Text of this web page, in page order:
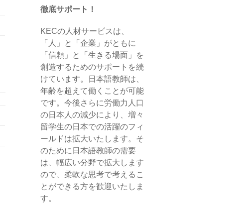
徹底サポート！
KECの人材サービスは、
「人」と「企業」がともに
「信頼」と「生きる場面」を
創造するためのサポートを続
けています。日本語教師は、
年齢を超えて働くことが可能
です。今後さらに労働力人口
の日本人の減少により、増々
留学生の日本での活躍のフィ
ールドは拡大いたします。そ
のために日本語教師の需要
は、幅広い分野で拡大します
ので、柔軟な思考で考えるこ
とができる方を歓迎いたしま
す。